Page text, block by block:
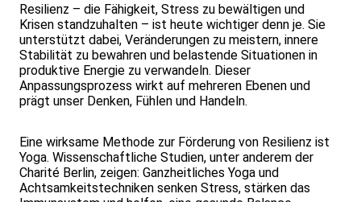
Resilienz – die Fähigkeit, Stress zu bewältigen und
Krisen standzuhalten – ist heute wichtiger denn je. Sie
unterstützt dabei, Veränderungen zu meistern, innere
Stabilität zu bewahren und belastende Situationen in
produktive Energie zu verwandeln. Dieser
Anpassungsprozess wirkt auf mehreren Ebenen und
prägt unser Denken, Fühlen und Handeln.
Eine wirksame Methode zur Förderung von Resilienz ist
Yoga. Wissenschaftliche Studien, unter anderem der
Charité Berlin, zeigen: Ganzheitliches Yoga und
Achtsamkeitstechniken senken Stress, stärken das